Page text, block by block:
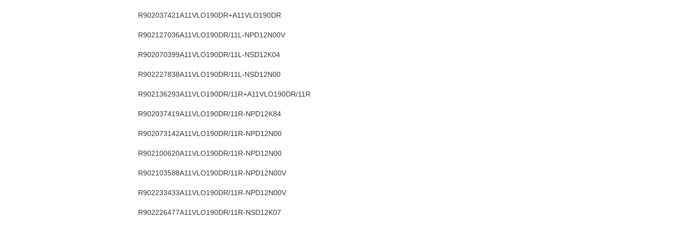
R902037421A11VLO190DR+A11VLO190DR
R902127036A11VLO190DR/11L-NPD12N00V
R902070399A11VLO190DR/11L-NSD12K04
R902227838A11VLO190DR/11L-NSD12N00
R902136293A11VLO190DR/11R+A11VLO190DR/11R
R902037419A11VLO190DR/11R-NPD12K84
R902073142A11VLO190DR/11R-NPD12N00
R902100620A11VLO190DR/11R-NPD12N00
R902103588A11VLO190DR/11R-NPD12N00V
R902233433A11VLO190DR/11R-NPD12N00V
R902226477A11VLO190DR/11R-NSD12K07